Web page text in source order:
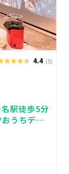
4.4 (5)
駅徒歩5分
うちデー